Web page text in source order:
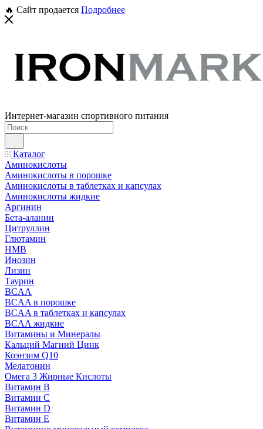
🔥 Сайт продается Подробнее
Интернет-магазин спортивного питания
Каталог
Аминокислоты
Аминокислоты в порошке
Аминокислоты в таблетках и капсулах
Аминокислоты жидкие
Аргинин
Бета-аланин
Цитруллин
Глютамин
HMB
Инозин
Лизин
Таурин
BCAA
BCAA в порошке
BCAA в таблетках и капсулах
BCAA жидкие
Витамины и Минералы
Кальций Магний Цинк
Коэнзим Q10
Мелатонин
Омега 3 Жирные Кислоты
Витамин B
Витамин C
Витамин D
Витамин E